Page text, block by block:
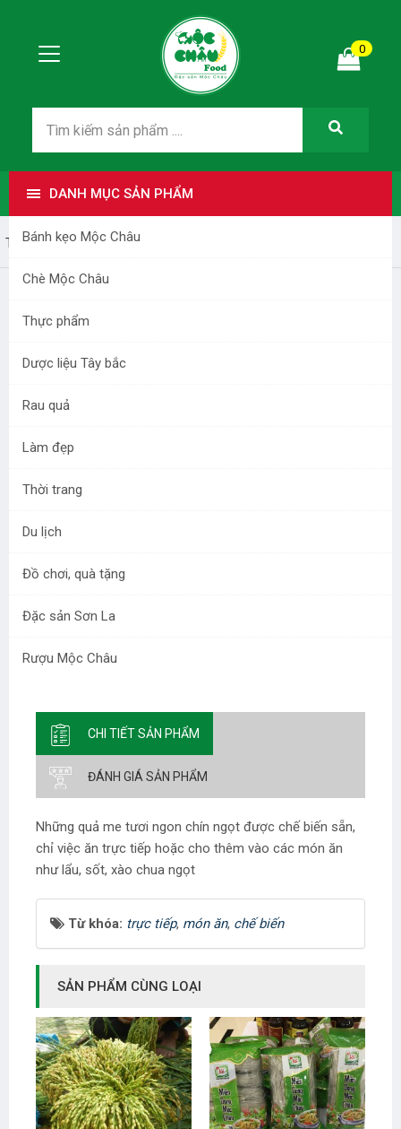
0
DANH MỤC SẢN PHẨM
Bánh kẹo Mộc Châu
Chè Mộc Châu
Thực phẩm
Dược liệu Tây bắc
Rau quả
Làm đẹp
Thời trang
Du lịch
Đồ chơi, quà tặng
Đặc sản Sơn La
Rượu Mộc Châu
Trang nhất Thực phẩm
40.000
Những quả me tươi ngon chín ngọt được chế biến sẵn,
như lẩu, sốt, xào chua ngọt
CHI TIẾT SẢN PHẨM
ĐÁNH GIÁ SẢN PHẨM
Những quả me tươi ngon chín ngọt được chế biến sẵn,
chỉ việc ăn trực tiếp hoặc cho thêm vào các món ăn
như lẩu, sốt, xào chua ngọt
Từ khóa: trực tiếp, món ăn, chế biến
SẢN PHẨM CÙNG LOẠI